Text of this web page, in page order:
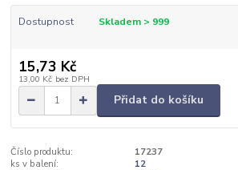
Dostupnost Skladem > 999
15,73 Kč
13,00 Kč bez DPH
Přidat do košíku
Číslo produktu:
17237
ks v balení:
12